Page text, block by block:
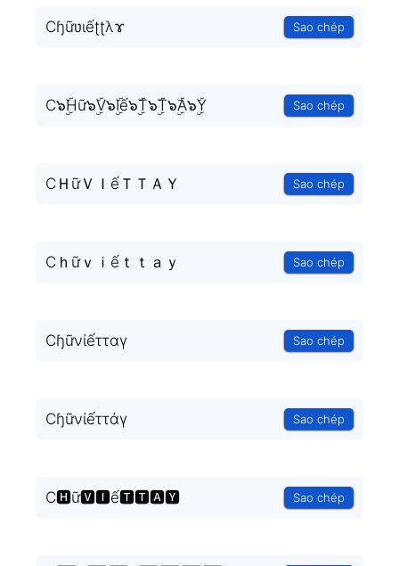
Cɧữʋɩếʈʈλɤ Sao chép
C๖ۣۜHữ๖ۣۜV๖ۣۜIế๖ۣۜT๖ۣۜT๖ۣۜA๖ۣۜY Sao chép
CＨữＶＩếＴＴＡＹ Sao chép
Cｈữｖｉếｔｔａｙ Sao chép
Cɧữνίếτταγ Sao chép
Cɧữνίếττάγ Sao chép
C🅷ữ🆅🅸ế🆃🆃🅰🆈 Sao chép